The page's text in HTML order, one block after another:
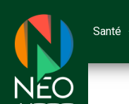
Santé